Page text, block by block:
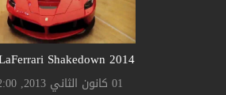
Shakedown 2014
01 كانون الثاني 2013, 12:00 ص